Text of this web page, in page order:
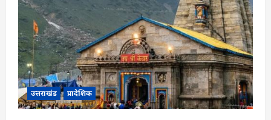
उत्तराखंड प्रादेशिक